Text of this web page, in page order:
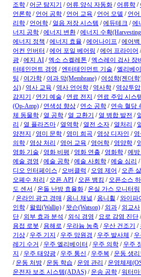
조학 / 어군 탐지기 / 어류 양식 자동화 / 어류학 /
언론학 / 언어 공학 / 언어 교육 / 언어 모델 / 언
리학 / 언어학 / 얼음 저장 시스템 /에듀테크 /에
너지 공학 /에너지 변환 /에너지 수확
에너지 정책 /에너지 효율 /에어나이프 /에어
어컨 인버터 /에어 포일 베어링 /에어 프라이어
광 /에지 AI /엑소 스켈레톤 /엑스레이 검사 장비
터테인먼트 경영 /엔터테인먼트 기술 /엘리베
팅 / 여가학 / 여과 막(Membrane) / 여성학(젠더학
싱) / 역사 교육 / 역사 언어학 / 역사학 / 역삼투압
감지기 / 연기 예술 / 연료 전지 / 연료 주입 시스
(Op-Amp) / 연색성 향상 / 연소 공학 / 연속 혈당
체 동물학 / 열 공학 / 열 교환기 / 열 병합 발전 /
리 / 열 플라즈마 / 열역학 / 열전 소자 / 열처리 /
양전지 / 영미 문학 / 영미 희곡 / 영상 디자인 /
의학 / 영상 처리 / 영어 교육 / 영어학 / 영양학 /
영화 기술 / 영화 비평 / 영화 연출 / 영화학 /예
예술 경영 /예술 공학 /예술 사회학 /예술 심리 /
디오 인터페이스 / 오버클럭 / 오염 제어 / 오존
오폐수 처리 / 오픈 API / 오픈 뱅킹 / 오픈소스
도 센서 / 온돌 난방 효율화 / 온실 가스 모니터링
/ 온라인 광고 경매 / 옴니 채널 / 옴니휠 /와이파
인학 /왈립(Wallip) / 왓슨(Watson) / 외과 / 외교사
단 / 외부 효과 분석 / 외식 경영 / 요로 감염 진단
용접 로봇 / 용해로 / 우라늄 농축 / 우산 건조기 /
기상 / 우주 기지 / 우주 망원경 / 우주 발사체 /
레기 수거 / 우주 엘리베이터 / 우주 의학 / 우주
지 / 우주 태양광 / 우주 통신 / 우주복 / 운동 생
/ 운동 처방 / 운동 학습 / 운영 관리 / 운영체제
운전자 보조 시스템(ADAS) / 운송 공학 /워터마